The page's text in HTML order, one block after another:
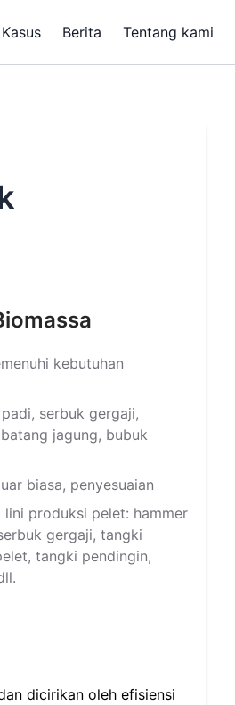
Kasus Berita Tentang kami
kebutuhan
serbuk gergaji,
jagung, bubuk
biasa, penyesuaian
produksi pelet: hammer
gergaji, tangki
tangki pendingin,
dicirikan oleh efisiensi